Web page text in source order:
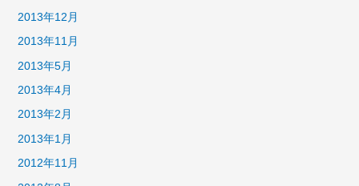
2013年12月
2013年11月
2013年5月
2013年4月
2013年2月
2013年1月
2012年11月